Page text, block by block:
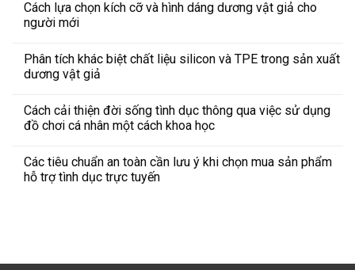
Cách lựa chọn kích cỡ và hình dáng dương vật giả cho
người mới
Phân tích khác biệt chất liệu silicon và TPE trong sản xuất
dương vật giả
Cách cải thiện đời sống tình dục thông qua việc sử dụng
đồ chơi cá nhân một cách khoa học
Các tiêu chuẩn an toàn cần lưu ý khi chọn mua sản phẩm
hỗ trợ tình dục trực tuyến